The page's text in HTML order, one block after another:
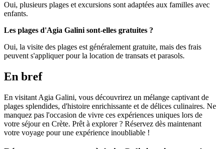
Oui, plusieurs plages et excursions sont adaptées aux familles avec
enfants.
Les plages d'Agia Galini sont-elles gratuites ?
Oui, la visite des plages est généralement gratuite, mais des frais
peuvent s'appliquer pour la location de transats et parasols.
En bref
En visitant Agia Galini, vous découvrirez un mélange captivant de
plages splendides, d'histoire enrichissante et de délices culinaires. Ne
manquez pas l'occasion de vivre ces expériences uniques lors de
votre séjour en Crète. Prêt à explorer ? Réservez dès maintenant
votre voyage pour une expérience inoubliable !